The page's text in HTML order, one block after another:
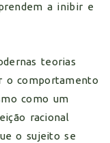
a inibir e
teorias
o comportamento
como um
racional
o sujeito se